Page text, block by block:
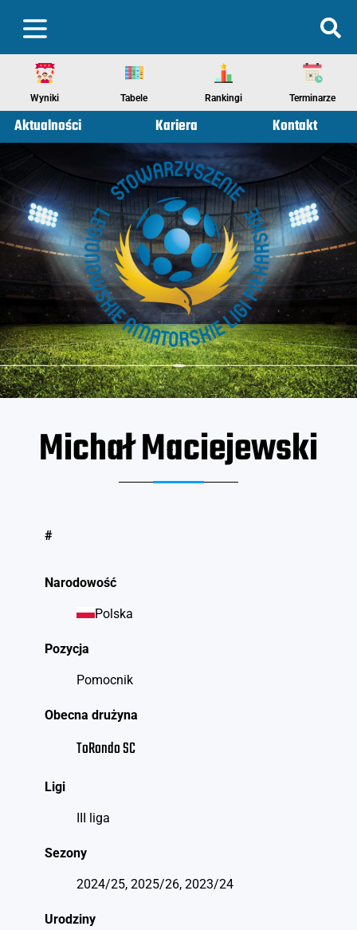
Wyniki Tabele Rankingi Terminarze
Aktualności Kariera Kontakt
Michał Maciejewski
#
Narodowość
Polska
Pozycja
Pomocnik
Obecna drużyna
ToRondo SC
Ligi
III liga
Sezony
2024/25, 2025/26, 2023/24
Urodziny